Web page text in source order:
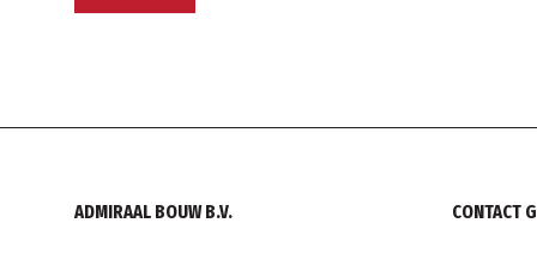
ADMIRAAL BOUW B.V. CONTACT